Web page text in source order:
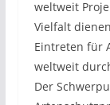
weltweit
Vielfalt
Eintreten für
weltweit
Der